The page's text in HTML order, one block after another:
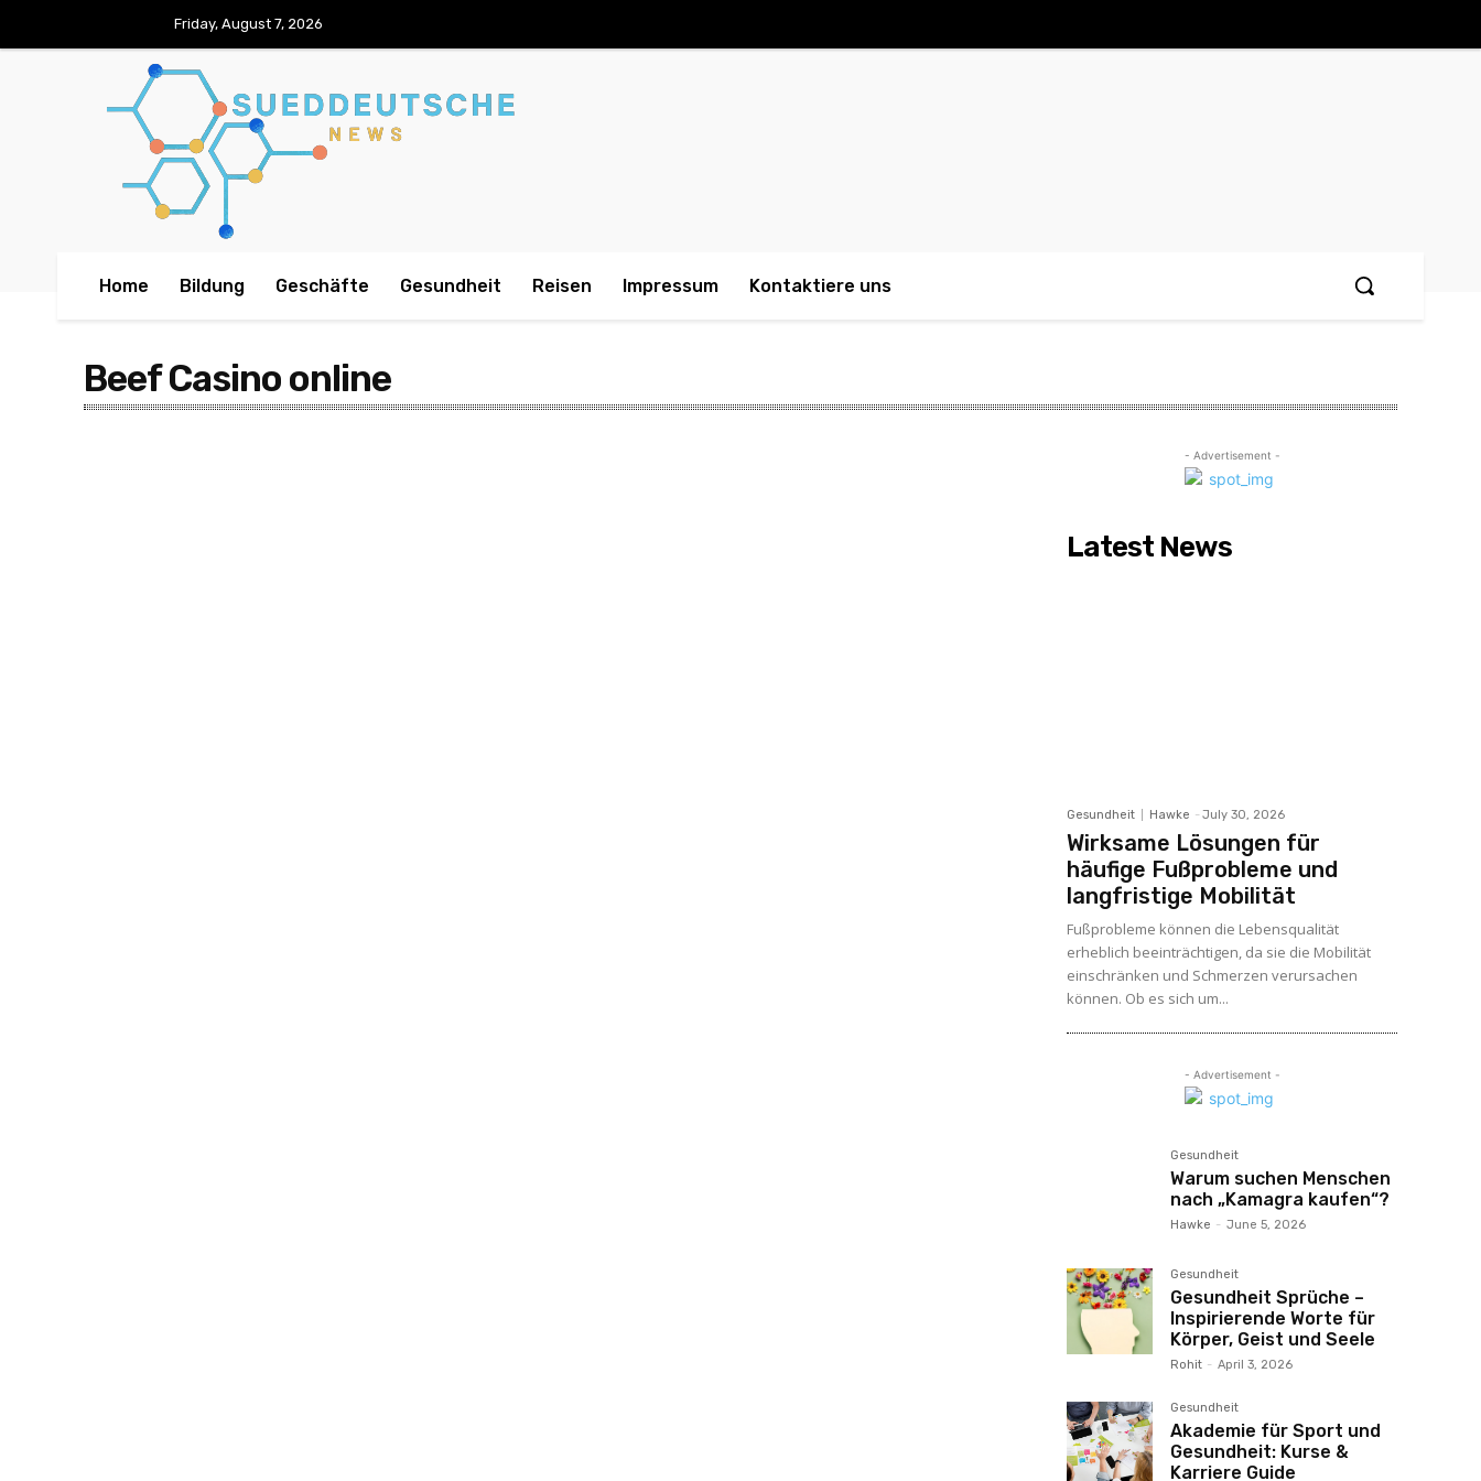
Friday, August 7, 2026
Home Bildung Geschäfte Gesundheit Reisen Impressum Kontaktiere uns
Beef Casino online
- Advertisement -
Latest News
Gesundheit Hawke - July 30, 2026
Wirksame Lösungen für
häufige Fußprobleme und
langfristige Mobilität
Fußprobleme können die Lebensqualität
erheblich beeinträchtigen, da sie die Mobilität
einschränken und Schmerzen verursachen
können. Ob es sich um...
- Advertisement -
Gesundheit
Warum suchen Menschen
nach „Kamagra kaufen“?
Hawke - June 5, 2026
Gesundheit
Gesundheit Sprüche –
Inspirierende Worte für
Körper, Geist und Seele
Rohit - April 3, 2026
Gesundheit
Akademie für Sport und
Gesundheit: Kurse &
Karriere Guide